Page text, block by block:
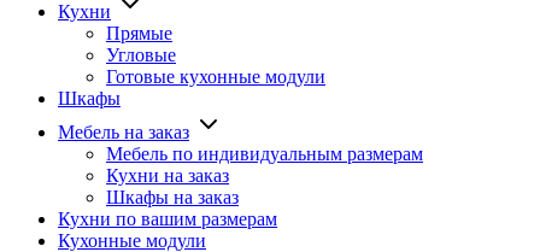
Кухни
Прямые
Угловые
Готовые кухонные модули
Шкафы
Мебель на заказ
Мебель по индивидуальным размерам
Кухни на заказ
Шкафы на заказ
Кухни по вашим размерам
Кухонные модули